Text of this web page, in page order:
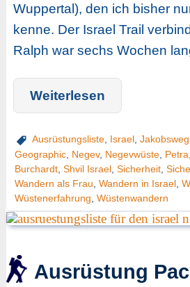
Wuppertal), den ich bisher
kenne. Der Israel Trail
Ralph war sechs Wochen
Weiterlesen
Ausrüstungsliste, Israel, Jakobsweg
Geographic, Negev, Negevwüste, Petra
Burchardt, Shvil Israel, Sicherheit,
Wandern als Frau Wandern in Israel,
Wüstenerfahrung Wüstenwandern
Ausrüstung